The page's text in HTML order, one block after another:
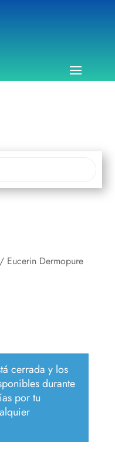
Dermopure
cerrada y los
durante
por tu